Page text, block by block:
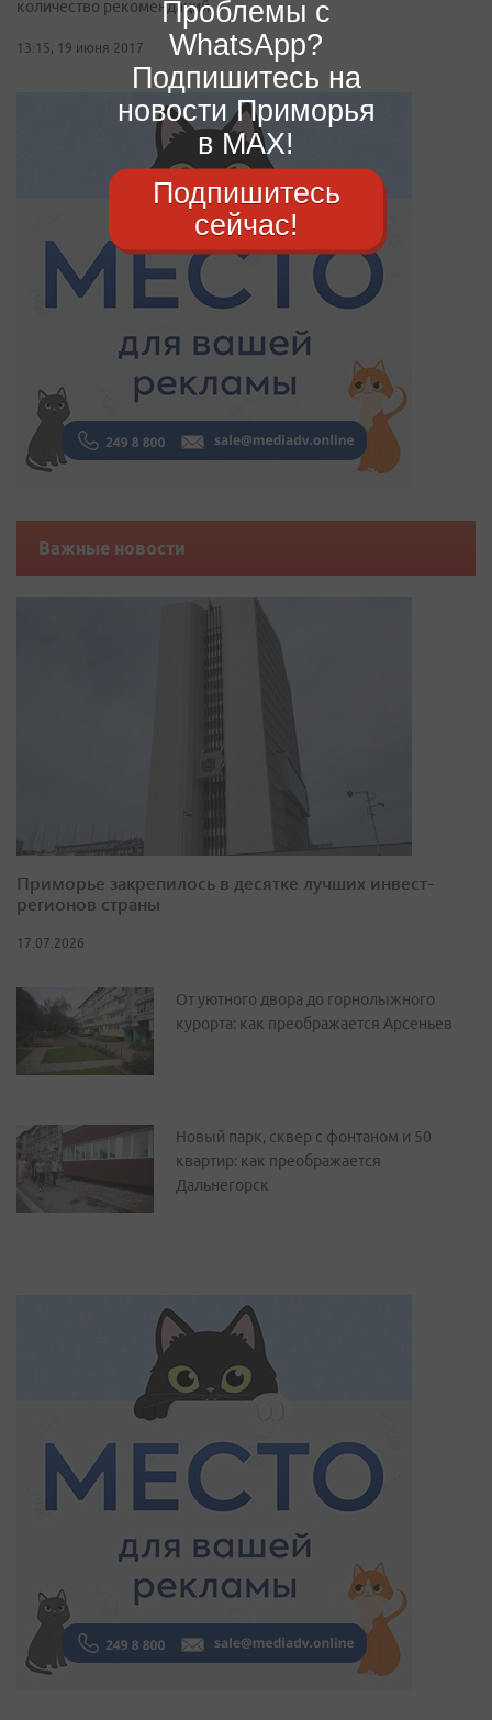
количество рекомендаций
13:15, 19 июня 2017
Важные новости
Приморье закрепилось в десятке лучших инвест-
регионов страны
17.07.2026
От уютного двора до горнолыжного
курорта: как преображается Арсеньев
Новый парк, сквер с фонтаном и 50
квартир: как преображается
Дальнегорск
Проблемы с
WhatsApp?
Подпишитесь на
новости Приморья
в MAX!
Подпишитесь
сейчас!